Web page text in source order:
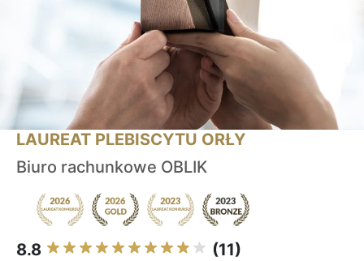
LAUREAT PLEBISCYTU ORŁY
Biuro rachunkowe OBLIK
8.8 (11)